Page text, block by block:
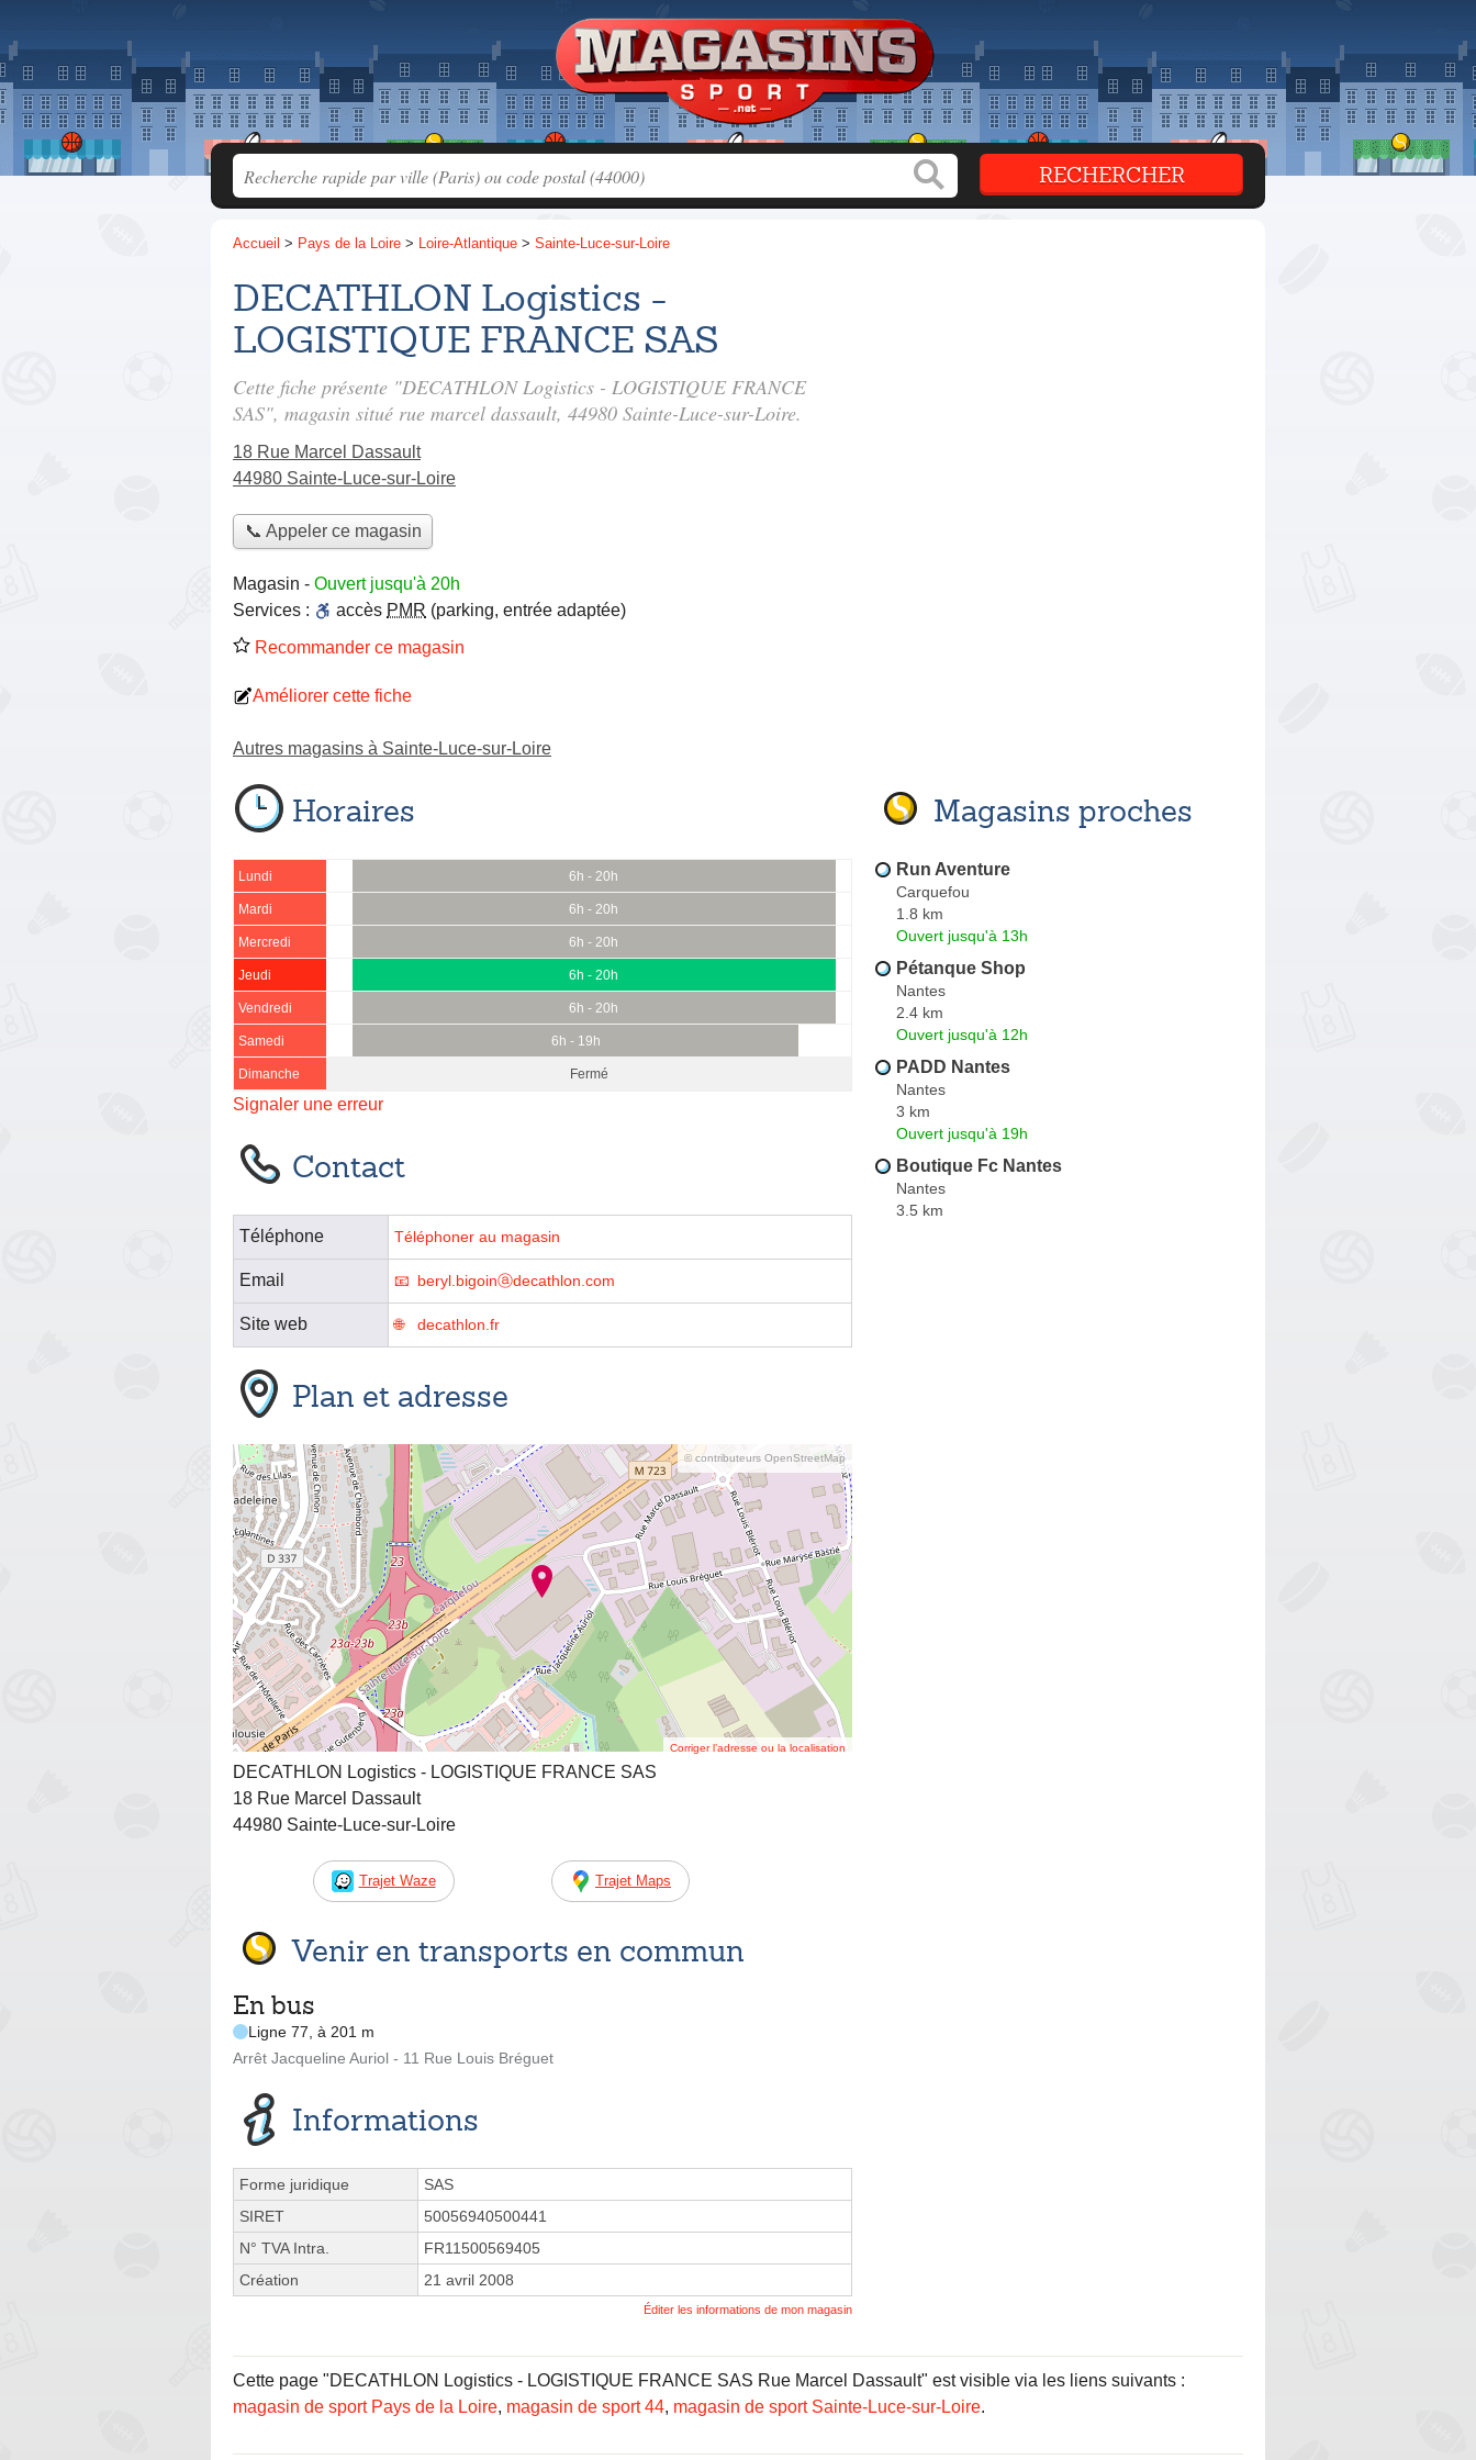
Accueil > Pays de la Loire > Loire-Atlantique > Sainte-Luce-sur-Loire
DECATHLON Logistics -
LOGISTIQUE FRANCE SAS
Cette fiche présente "DECATHLON Logistics - LOGISTIQUE FRANCE
SAS", magasin situé rue marcel dassault, 44980 Sainte-Luce-sur-Loire.
18 Rue Marcel Dassault
44980 Sainte-Luce-sur-Loire
📞 Appeler ce magasin
Magasin - Ouvert jusqu'à 20h
Services :
accès PMR (parking, entrée adaptée)
Recommander ce magasin
Améliorer cette fiche
Autres magasins à Sainte-Luce-sur-Loire
Horaires
Lundi 6h - 20h
Mardi 6h - 20h
Mercredi 6h - 20h
Jeudi 6h - 20h
Vendredi 6h - 20h
Samedi 6h - 19h
Dimanche Fermé
Signaler une erreur
Contact
Téléphone Téléphoner au magasin
Email beryl.bigoinⓐdecathlon.com
Site web decathlon.fr
Plan et adresse
© contributeurs OpenStreetMap
Corriger l’adresse ou la localisation
DECATHLON Logistics - LOGISTIQUE FRANCE SAS
18 Rue Marcel Dassault
44980 Sainte-Luce-sur-Loire
Trajet Waze Trajet Maps
Venir en transports en commun
En bus
Ligne 77, à 201 m
Arrêt Jacqueline Auriol - 11 Rue Louis Bréguet
Informations
Forme juridique
SAS
SIRET
50056940500441
N° TVA Intra.
FR11500569405
Création
21 avril 2008
Éditer les informations de mon magasin
Magasins proches
Run Aventure
Carquefou
1.8 km
Ouvert jusqu'à 13h
Pétanque Shop
Nantes
2.4 km
Ouvert jusqu'à 12h
PADD Nantes
Nantes
3 km
Ouvert jusqu'à 19h
Boutique Fc Nantes
Nantes
3.5 km
Cette page "DECATHLON Logistics - LOGISTIQUE FRANCE SAS Rue Marcel Dassault" est visible via les liens suivants :
magasin de sport Pays de la Loire, magasin de sport 44, magasin de sport Sainte-Luce-sur-Loire.